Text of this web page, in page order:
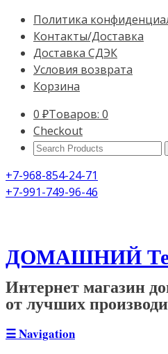
Политика
Контакты/Доставка
Доставка СДЭК
Условия возврата
Корзина
0 ₽Товаров: 0
Checkout
Search
+7-968-854-24-71
+7-991-749-96-46
ДОМАШНИЙ
Интернет магазин
от лучших
☰Navigation